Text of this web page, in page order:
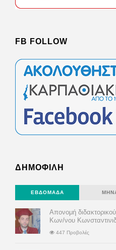
FB FOLLOW
ΔΗΜΟΦΙΛΗ
ΕΒΔΟΜΆΔΑ
Απονομή
Κων/νου
447 Προβολές